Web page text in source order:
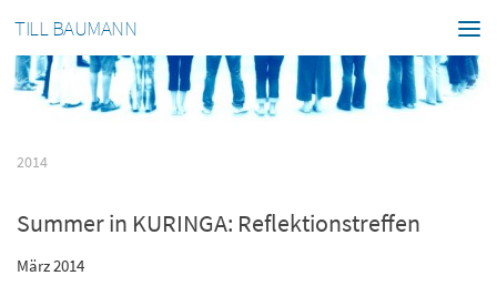
TILL BAUMANN
2014
Summer in KURINGA: Reflektionstreffen
März 2014